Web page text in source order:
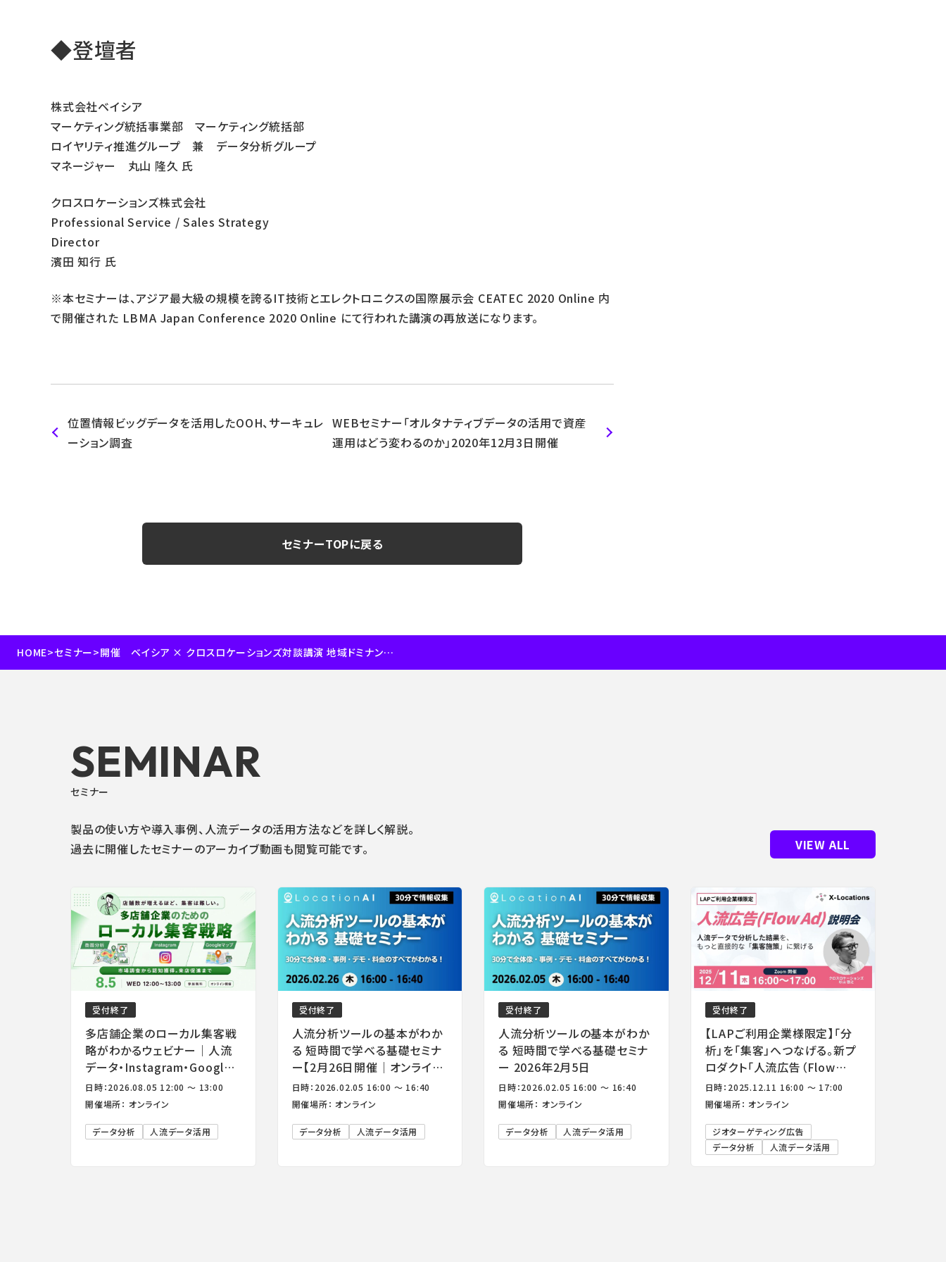
◆登壇者
株式会社ベイシア
マーケティング統括事業部 マーケティング統括部
ロイヤリティ推進グループ 兼 データ分析グループ
マネージャー 丸山 隆久 氏
クロスロケーションズ株式会社
Professional Service / Sales Strategy
Director
濱田 知行 氏
※本セミナーは、アジア最大級の規模を誇るIT技術とエレクトロニクスの国際展示会 CEATEC 2020 Online 内
で開催された LBMA Japan Conference 2020 Online にて行われた講演の再放送になります。
位置情報ビッグデータを活用したOOH、サーキュレ
ーション調査
WEBセミナー「オルタナティブデータの活用で資産
運用はどう変わるのか」2020年12月3日開催
セミナーTOPに戻る
HOME>セミナー> 開催 ベイシア × クロスロケーションズ対談講演 地域ドミナント戦略に活かすロケーションテック・位置情報ビッグデータ
SEMINAR
セミナー
製品の使い方や導入事例、人流データの活用方法などを詳しく解説。
過去に開催したセミナーのアーカイブ動画も閲覧可能です。
受付終了
多店舗企業のローカル集客戦
略がわかるウェビナー｜人流
データ・Instagram・Google
マップの実践活用
日時：2026.08.05 12:00 ～ 13:00
開催場所： オンライン
データ分析 人流データ活用
受付終了
人流分析ツールの基本がわか
る 短時間で学べる基礎セミナ
ー【2月26日開催｜オンライ
ン】
日時：2026.02.05 16:00 ～ 16:40
開催場所： オンライン
データ分析 人流データ活用
受付終了
人流分析ツールの基本がわか
る 短時間で学べる基礎セミナ
ー 2026年2月5日
日時：2026.02.05 16:00 ～ 16:40
開催場所： オンライン
データ分析 人流データ活用
受付終了
【LAPご利用企業様限定】「分
析」を「集客」へつなげる。新プ
ロダクト「人流広告（Flow
Ad）」説明会
日時：2025.12.11 16:00 ～ 17:00
開催場所： オンライン
ジオターゲティング広告
データ分析
人流データ活用
VIEW ALL